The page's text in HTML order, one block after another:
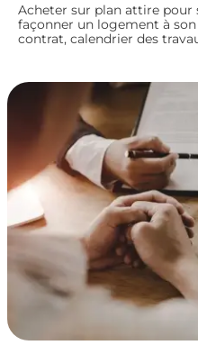
Acheter sur plan attire
façonner un logement à
contrat, calendrier des
atouts et les zones de